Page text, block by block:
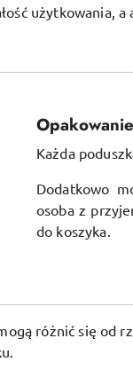
użytkowania, a
Każda
Dodatkowo
osoba z
do koszyka.
różnić się od